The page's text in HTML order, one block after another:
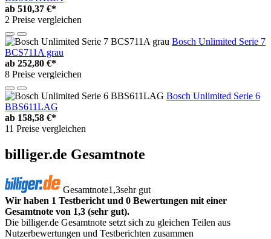
ab 510,37 €*
2 Preise vergleichen
Bosch Unlimited Serie 7
BCS711A grau
ab 252,80 €*
8 Preise vergleichen
Bosch Unlimited Serie 6
BBS611LAG
ab 158,58 €*
11 Preise vergleichen
billiger.de Gesamtnote
Gesamtnote1,3sehr gut
Wir haben 1 Testbericht und 0 Bewertungen mit einer
Gesamtnote von 1,3 (sehr gut).
Die billiger.de Gesamtnote setzt sich zu gleichen Teilen aus
Nutzerbewertungen und Testberichten zusammen